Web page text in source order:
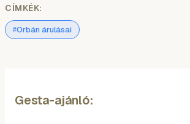
CÍMKÉK:
#Orbán árulásai
Gesta-ajánló: